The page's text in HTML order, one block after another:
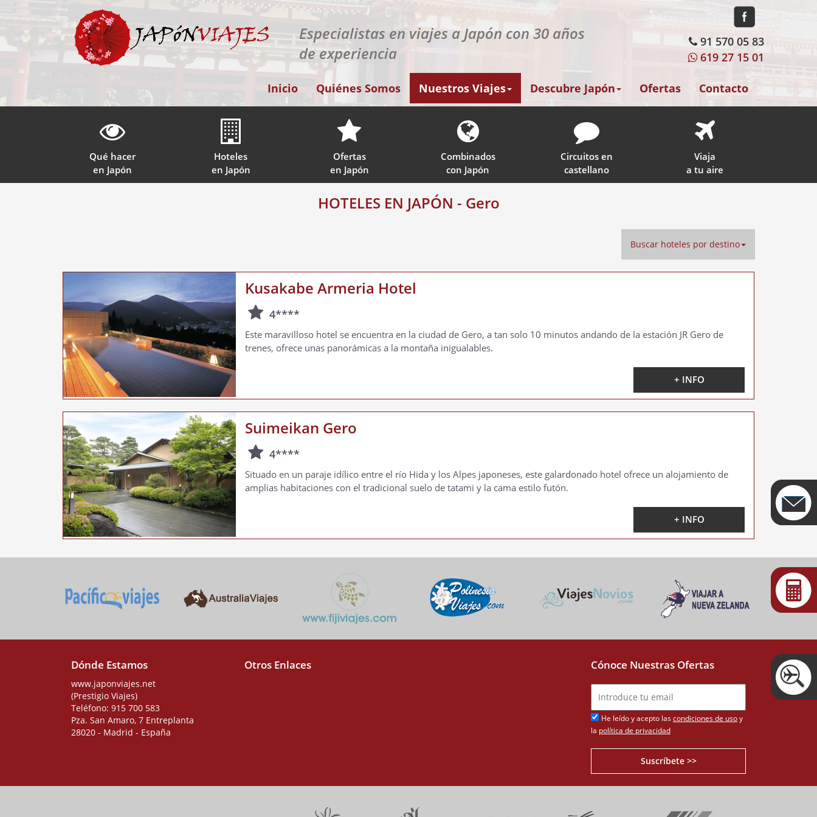
Especialistas en viajes a Japón con 30 años
de experiencia
91 570 05 83
619 27 15 01
Inicio Quiénes Somos Nuestros Viajes Descubre Japón Ofertas Contacto
Qué hacer
en Japón
Hoteles
en Japón
Ofertas
en Japón
Combinados
con Japón
Circuitos en
castellano
Viaja
a tu aire
HOTELES EN JAPÓN - Gero
Buscar hoteles por destino
Kusakabe Armeria Hotel
4****
Este maravilloso hotel se encuentra en la ciudad de Gero, a tan solo 10 minutos andando de la estación JR Gero de
trenes, ofrece unas panorámicas a la montaña inigualables.
+ INFO
Suimeikan Gero
4****
Situado en un paraje idílico entre el río Hida y los Alpes japoneses, este galardonado hotel ofrece un alojamiento de
amplias habitaciones con el tradicional suelo de tatami y la cama estilo futón.
+ INFO
Dónde Estamos
www.japonviajes.net
(Prestigio Viajes)
Teléfono: 915 700 583
Pza. San Amaro, 7 Entreplanta
28020 - Madrid - España
Otros Enlaces Cónoce Nuestras Ofertas
He leído y acepto lascondiciones de usoy
la política de privacidad